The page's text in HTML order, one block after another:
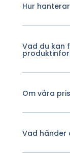
Hur
Vad du kan
Om våra
Vad händer